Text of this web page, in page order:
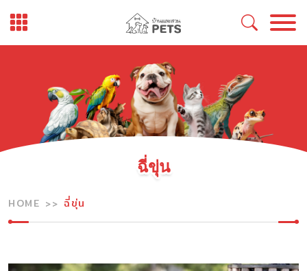
to
ฉี่ขุ่น
HOME ฉี่ขุ่น